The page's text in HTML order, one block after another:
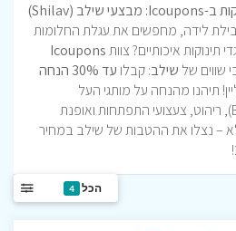
חוסכים בענק על ציוד התינוקות ב-Icoupons: מבצעי שילב (Shilav)
לידה, מחפשים את עגלת החלומות
תינוקות איכותיים? צוותIcoupons
שווים של שילב: קבלו עד 30% הנחה
תיהנו מהנחה על מותגי העל
(Bugaboo, Doona, CybeX), ריהוט, צעצועי התפתחות ואופנת
– נצלו את ההטבות של שילב במחיר
הכל 4